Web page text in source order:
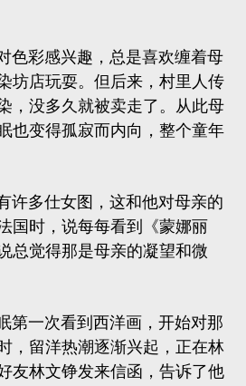
彩感兴趣，总是喜欢缠着母
坊店玩耍。但后来，村里人传
，没多久就被卖走了。从此母
也变得孤寂而内向，整个童年
多仕女图，这和他对母亲的
国时，说每每看到《蒙娜丽
总觉得那是母亲的凝望和微
一次看到西洋画，开始对那
，留洋热潮逐渐兴起，正在林
友林文铮发来信函，告诉了他